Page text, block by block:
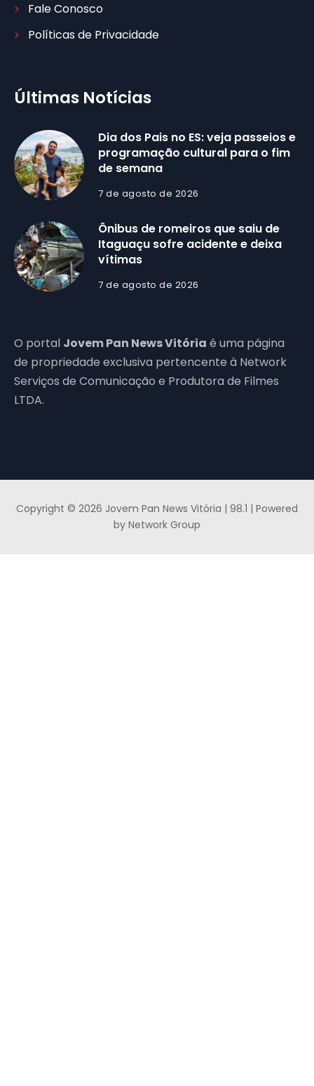
Fale Conosco
Políticas de Privacidade
Últimas Notícias
Dia dos Pais no ES: veja passeios e
programação cultural para o fim
de semana
7 de agosto de 2026
Ônibus de romeiros que saiu de
Itaguaçu sofre acidente e deixa
vítimas
7 de agosto de 2026
O portal Jovem Pan News Vitória é uma página
de propriedade exclusiva pertencente à Network
Serviços de Comunicação e Produtora de Filmes
LTDA.
Copyright © 2026 Jovem Pan News Vitória | 98.1 | Powered
by Network Group